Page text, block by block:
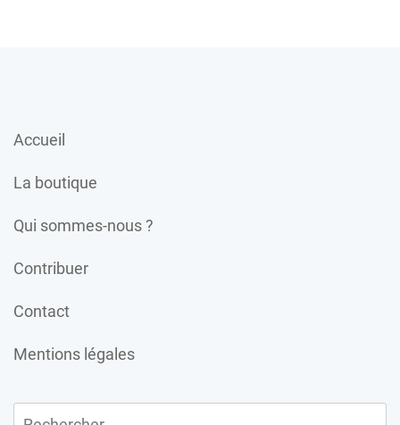
Accueil
La boutique
Qui sommes-nous ?
Contribuer
Contact
Mentions légales
Rechercher :